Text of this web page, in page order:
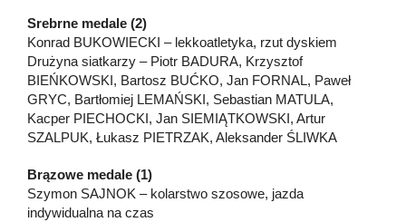
Srebrne medale (2)
Konrad BUKOWIECKI – lekkoatletyka, rzut dyskiem
Drużyna siatkarzy – Piotr BADURA, Krzysztof
BIEŃKOWSKI, Bartosz BUĆKO, Jan FORNAL, Paweł
GRYC, Bartłomiej LEMAŃSKI, Sebastian MATULA,
Kacper PIECHOCKI, Jan SIEMIĄTKOWSKI, Artur
SZALPUK, Łukasz PIETRZAK, Aleksander ŚLIWKA
Brązowe medale (1)
Szymon SAJNOK – kolarstwo szosowe, jazda
indywidualna na czas